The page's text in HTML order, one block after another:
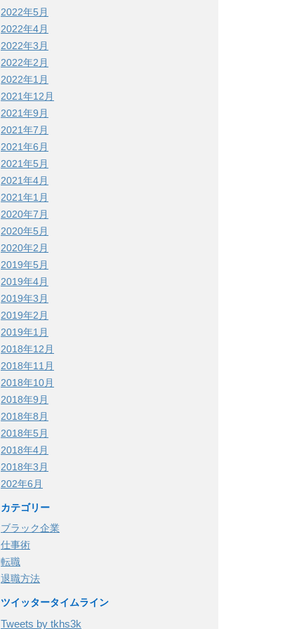
2022年5月
2022年4月
2022年3月
2022年2月
2022年1月
2021年12月
2021年9月
2021年7月
2021年6月
2021年5月
2021年4月
2021年1月
2020年7月
2020年5月
2020年2月
2019年5月
2019年4月
2019年3月
2019年2月
2019年1月
2018年12月
2018年11月
2018年10月
2018年9月
2018年8月
2018年5月
2018年4月
2018年3月
202年6月
カテゴリー
ブラック企業
仕事術
転職
退職方法
ツイッタータイムライン
Tweets by tkhs3k